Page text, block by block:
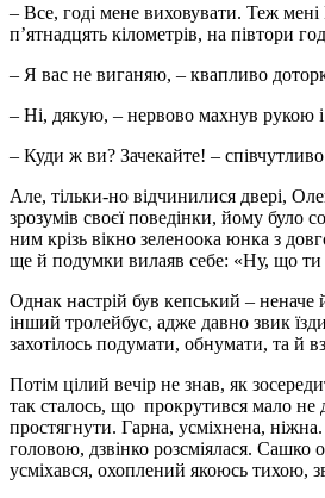
– Все, годі мене виховувати. Теж
п’ятнадцять кілометрів, на півтори
– Я вас не виганяю, – квапливо
– Ні, дякую, – нервово махнув рукою
– Куди ж ви? Зачекайте! –
Але, тільки-но відчинилися двері,
зрозумів своєї поведінки, йому було
ним крізь вікно зеленоока юнка з
ще й подумки вилаяв себе: «Ну, що ти
Однак настрій був кеп­ський – неначе
інший тролейбус, а­дже давно звик
захотілось подумати, обнумати, та й
Потім цілий вечір не знав, як
так сталось, що прокрутився мало не
простягнути. Гарна, усміхнена,
головою, дзвінко розсміялася. Сашко
усміхався, охоплений якоюсь тихою,